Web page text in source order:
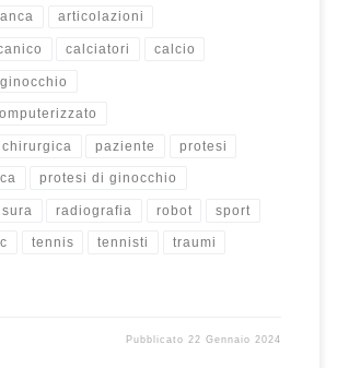
anca articolazioni
calciatori calcio
ginocchio
paziente protesi
protesi di ginocchio
radiografia robot sport
tennis tennisti traumi
Pubblicato 22 Gennaio 2024